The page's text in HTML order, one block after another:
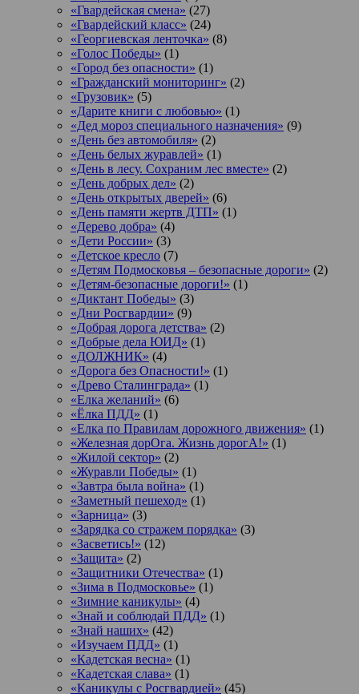
«Гвардейская смена» (27)
«Гвардейский класс» (24)
«Георгиевская ленточка» (8)
«Голос Победы» (1)
«Город без опасности» (1)
«Гражданский мониторинг» (2)
«Грузовик» (5)
«Дарите книги с любовью» (1)
«Дед мороз специального назначения» (9)
«День без автомобиля» (2)
«День белых журавлей» (1)
«День в лесу. Сохраним лес вместе» (2)
«День добрых дел» (2)
«День открытых дверей» (6)
«День памяти жертв ДТП» (1)
«Дерево добра» (4)
«Дети России» (3)
«Детское кресло (7)
«Детям Подмосковья – безопасные дороги» (2)
«Детям-безопасные дороги!» (1)
«Диктант Победы» (3)
«Дни Росгвардии» (9)
«Добрая дорога детства» (2)
«Добрые дела ЮИД» (1)
«ДОЛЖНИК» (4)
«Дорога без Опасности!» (1)
«Древо Сталинграда» (1)
«Елка желаний» (6)
«Ёлка ПДД» (1)
«Елка по Правилам дорожного движения» (1)
«Железная дорОга. Жизнь дорогА!» (1)
«Жилой сектор» (2)
«Журавли Победы» (1)
«Завтра была война» (1)
«Заметный пешеход» (1)
«Зарница» (3)
«Зарядка со стражем порядка» (3)
«Засветись!» (12)
«Защита» (2)
«Защитники Отечества» (1)
«Зима в Подмосковье» (1)
«Зимние каникулы» (4)
«Знай и соблюдай ПДД» (1)
«Знай наших» (42)
«Изучаем ПДД» (1)
«Кадетская весна» (1)
«Кадетская слава» (1)
«Каникулы с Росгвардией» (45)